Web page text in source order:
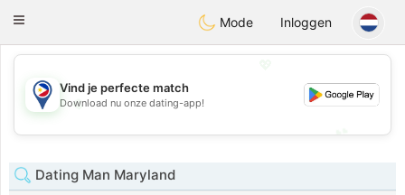
PhilippinesChat
Toggle
Mode Inloggen
💖
💕
Vind je perfecte match
Download nu onze dating-app!
Dating Man Maryland